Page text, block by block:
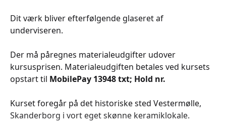
Dit værk bliver efterfølgende glaseret af
underviseren.
Der må påregnes materialeudgifter udover
kursusprisen. Materialeudgiften betales ved kursets
opstart til MobilePay 13948 txt; Hold nr.
Kurset foregår på det historiske sted Vestermølle,
Skanderborg i vort eget skønne keramiklokale.